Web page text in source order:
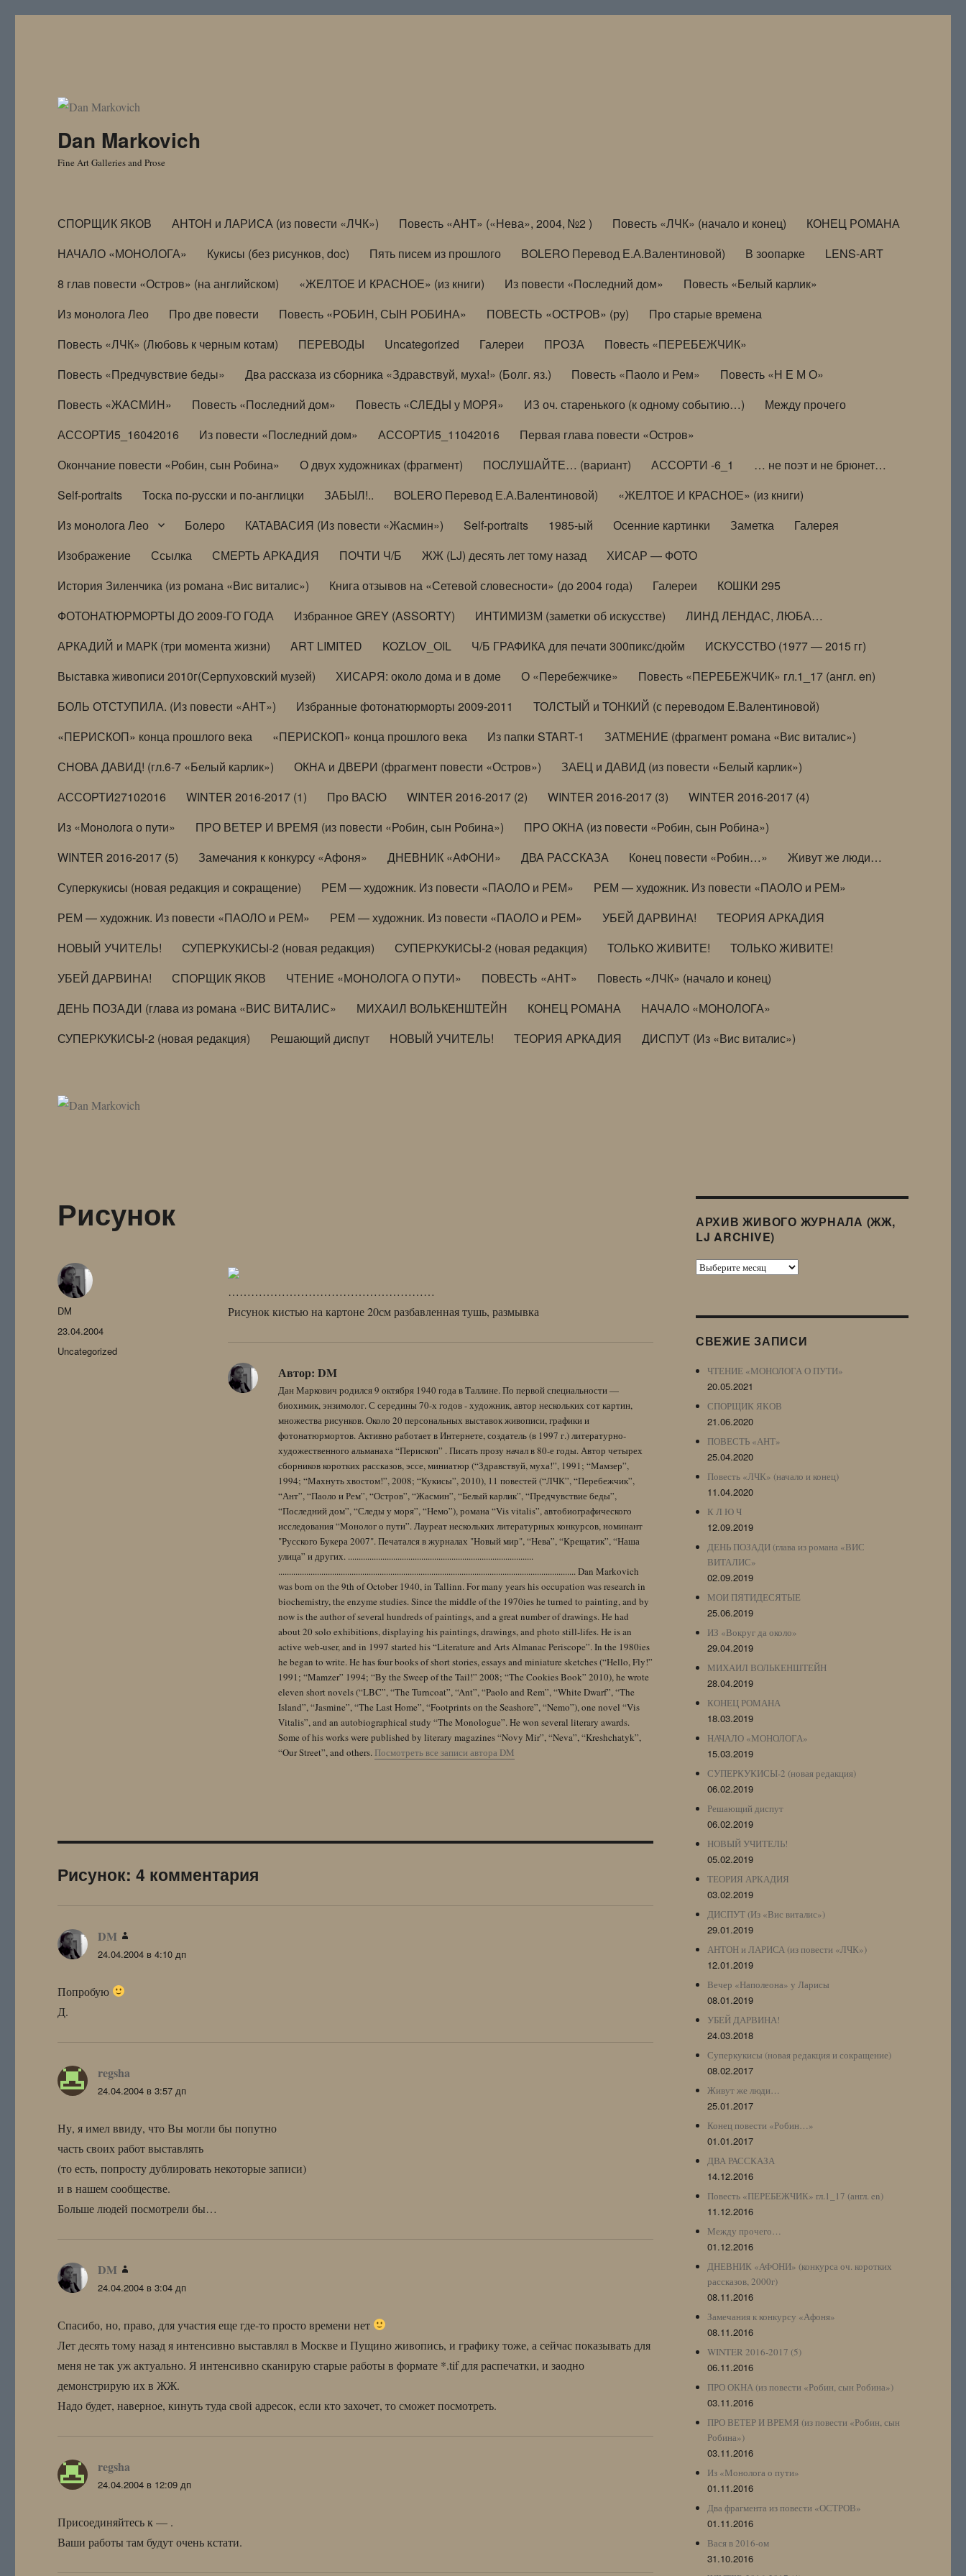
Dan Markovich
Fine Art Galleries and Prose
СПОРЩИК ЯКОВ АНТОН и ЛАРИСА (из повести «ЛЧК») Повесть «АНТ» («Нева», 2004, №2 ) Повесть «ЛЧК» (начало и конец)
КОНЕЦ РОМАНА
НАЧАЛО «МОНОЛОГА»
Кукисы (без рисунков, doc) Пять писем из прошлого BOLERO Перевод Е.А.Валентиновой) В зоопарке
LENS-ART
8 глав повести «Остров» (на английском)
«ЖЕЛТОЕ И КРАСНОЕ» (из книги) Из повести «Последний дом»
Повесть «Белый карлик»
Из монолога Лео
Про две повести Повесть «РОБИН, СЫН РОБИНА» ПОВЕСТЬ «ОСТРОВ» (ру)
Про старые времена
Повесть «ЛЧК» (Любовь к черным котам)
ПЕРЕВОДЫ Uncategorized Галереи ПРОЗА
Повесть «ПЕРЕБЕЖЧИК»
Повесть «Предчувствие беды»
Два рассказа из сборника «Здравствуй, муха!» (Болг. яз.) Повесть «Паоло и Рем»
Повесть «Н Е М О»
Повесть «ЖАСМИН»
Повесть «Последний дом» Повесть «СЛЕДЫ у МОРЯ» ИЗ оч. старенького (к одному событию…)
Между прочего
АССОРТИ5_16042016
Из повести «Последний дом» АССОРТИ5_11042016
Первая глава повести «Остров»
Окончание повести «Робин, сын Робина»
О двух художниках (фрагмент) ПОСЛУШАЙТЕ… (вариант) АССОРТИ -6_1
… не поэт и не брюнет…
Self-portraits
Тоска по-русски и по-англицки ЗАБЫЛ!.. BOLERO Перевод Е.А.Валентиновой)
«ЖЕЛТОЕ И КРАСНОЕ» (из книги)
Из монолога Лео
Болеро КАТАВАСИЯ (Из повести «Жасмин») Self-portraits 1985-ый Осенние картинки Заметка
Галерея
Изображение
Ссылка СМЕРТЬ АРКАДИЯ ПОЧТИ Ч/Б ЖЖ (LJ) десять лет тому назад
ХИСАР — ФОТО
История Зиленчика (из романа «Вис виталис»)
Книга отзывов на «Сетевой словесности» (до 2004 года) Галереи
КОШКИ 295
ФОТОНАТЮРМОРТЫ ДО 2009-ГО ГОДА
Избранное GREY (ASSORTY) ИНТИМИЗМ (заметки об искусстве)
ЛИНД ЛЕНДАС, ЛЮБА…
АРКАДИЙ и МАРК (три момента жизни)
ART LIMITED KOZLOV_OIL Ч/Б ГРАФИКА для печати 300пикс/дюйм
ИСКУССТВО (1977 — 2015 гг)
Выставка живописи 2010г(Серпуховский музей)
ХИСАРЯ: около дома и в доме О «Перебежчике»
Повесть «ПЕРЕБЕЖЧИК» гл.1_17 (англ. en)
БОЛЬ ОТСТУПИЛА. (Из повести «АНТ»)
Избранные фотонатюрморты 2009-2011
ТОЛСТЫЙ и ТОНКИЙ (с переводом Е.Валентиновой)
«ПЕРИСКОП» конца прошлого века
«ПЕРИСКОП» конца прошлого века Из папки START-1
ЗАТМЕНИЕ (фрагмент романа «Вис виталис»)
СНОВА ДАВИД! (гл.6-7 «Белый карлик»)
ОКНА и ДВЕРИ (фрагмент повести «Остров»)
ЗАЕЦ и ДАВИД (из повести «Белый карлик»)
АССОРТИ27102016
WINTER 2016-2017 (1) Про ВАСЮ WINTER 2016-2017 (2) WINTER 2016-2017 (3)
WINTER 2016-2017 (4)
Из «Монолога о пути»
ПРО ВЕТЕР И ВРЕМЯ (из повести «Робин, сын Робина»)
ПРО ОКНА (из повести «Робин, сын Робина»)
WINTER 2016-2017 (5)
Замечания к конкурсу «Афоня» ДНЕВНИК «АФОНИ» ДВА РАССКАЗА Конец повести «Робин…»
Живут же люди…
Суперкукисы (новая редакция и сокращение)
РЕМ — художник. Из повести «ПАОЛО и РЕМ»
РЕМ — художник. Из повести «ПАОЛО и РЕМ»
РЕМ — художник. Из повести «ПАОЛО и РЕМ»
РЕМ — художник. Из повести «ПАОЛО и РЕМ» УБЕЙ ДАРВИНА!
ТЕОРИЯ АРКАДИЯ
НОВЫЙ УЧИТЕЛЬ!
СУПЕРКУКИСЫ-2 (новая редакция) СУПЕРКУКИСЫ-2 (новая редакция) ТОЛЬКО ЖИВИТЕ!
ТОЛЬКО ЖИВИТЕ!
УБЕЙ ДАРВИНА!
СПОРЩИК ЯКОВ ЧТЕНИЕ «МОНОЛОГА О ПУТИ» ПОВЕСТЬ «АНТ»
Повесть «ЛЧК» (начало и конец)
ДЕНЬ ПОЗАДИ (глава из романа «ВИС ВИТАЛИС»
МИХАИЛ ВОЛЬКЕНШТЕЙН КОНЕЦ РОМАНА
НАЧАЛО «МОНОЛОГА»
СУПЕРКУКИСЫ-2 (новая редакция)
Решающий диспут НОВЫЙ УЧИТЕЛЬ! ТЕОРИЯ АРКАДИЯ ДИСПУТ (Из «Вис виталис»)
Рисунок
………………………………………………
Рисунок кистью на картоне 20см разбавленная тушь, размывка
Автор: DM
Дан Маркович родился 9 октября 1940 года в Таллине. По первой специальности —
биохимик, энзимолог. С середины 70-х годов - художник, автор нескольких сот картин,
множества рисунков. Около 20 персональных выставок живописи, графики и
фотонатюрмортов. Активно работает в Интернете, создатель (в 1997 г.) литературно-
художественного альманаха “Перископ” . Писать прозу начал в 80-е годы. Автор четырех
сборников коротких рассказов, эссе, миниатюр (“Здравствуй, муха!”, 1991; “Мамзер”,
1994; “Махнуть хвостом!”, 2008; “Кукисы”, 2010), 11 повестей (“ЛЧК”, “Перебежчик”,
“Ант”, “Паоло и Рем”, “Остров”, “Жасмин”, “Белый карлик”, “Предчувствие беды”,
“Последний дом”, “Следы у моря”, “Немо”), романа “Vis vitalis”, автобиографического
исследования “Монолог о пути”. Лауреат нескольких литературных конкурсов, номинант
"Русского Букера 2007". Печатался в журналах "Новый мир", “Нева”, “Крещатик”, “Наша
улица” и других. ......................................................................................
.......................................................................................................................................... Dan Markovich
was born on the 9th of October 1940, in Tallinn. For many years his occupation was research in
biochemistry, the enzyme studies. Since the middle of the 1970ies he turned to painting, and by
now is the author of several hundreds of paintings, and a great number of drawings. He had
about 20 solo exhibitions, displaying his paintings, drawings, and photo still-lifes. He is an
active web-user, and in 1997 started his “Literature and Arts Almanac Periscope”. In the 1980ies
he began to write. He has four books of short stories, essays and miniature sketches (“Hello, Fly!”
1991; “Mamzer” 1994; “By the Sweep of the Tail!” 2008; “The Cookies Book” 2010), he wrote
eleven short novels (“LBC”, “The Turncoat”, “Ant”, “Paolo and Rem”, “White Dwarf”, “The
Island”, “Jasmine”, “The Last Home”, “Footprints on the Seashore”, “Nemo”), one novel “Vis
Vitalis”, and an autobiographical study “The Monologue”. He won several literary awards.
Some of his works were published by literary magazines “Novy Mir”, “Neva”, “Kreshchatyk”,
“Our Street”, and others. Посмотреть все записи автора DM
Автор
DM
Опубликовано
23.04.2004
Рубрики
Uncategorized
Рисунок: 4 комментария
DM
24.04.2004 в 4:10 дп
Попробую
Д.
regsha
24.04.2004 в 3:57 дп
Ну, я имел ввиду, что Вы могли бы попутно
часть своих работ выставлять
(то есть, попросту дублировать некоторые записи)
и в нашем сообществе.
Больше людей посмотрели бы…
DM
24.04.2004 в 3:04 дп
Спасибо, но, право, для участия еще где-то просто времени нет
Лет десять тому назад я интенсивно выставлял в Москве и Пущино живопись, и графику тоже, а сейчас показывать для
меня не так уж актуально. Я интенсивно сканирую старые работы в формате *.tif для распечатки, и заодно
демонстрирую их в ЖЖ.
Надо будет, наверное, кинуть туда свой адресок, если кто захочет, то сможет посмотреть.
regsha
24.04.2004 в 12:09 дп
Присоединяйтесь к — .
Ваши работы там будут очень кстати.
АРХИВ ЖИВОГО ЖУРНАЛА (ЖЖ,
LJ ARCHIVE)
Архив
Archive)
СВЕЖИЕ ЗАПИСИ
ЧТЕНИЕ «МОНОЛОГА О ПУТИ»
20.05.2021
СПОРЩИК ЯКОВ
21.06.2020
ПОВЕСТЬ «АНТ»
25.04.2020
Повесть «ЛЧК» (начало и конец)
11.04.2020
К Л Ю Ч
12.09.2019
ДЕНЬ ПОЗАДИ (глава из романа «ВИС
ВИТАЛИС»
02.09.2019
МОИ ПЯТИДЕСЯТЫЕ
25.06.2019
ИЗ «Вокруг да около»
29.04.2019
МИХАИЛ ВОЛЬКЕНШТЕЙН
28.04.2019
КОНЕЦ РОМАНА
18.03.2019
НАЧАЛО «МОНОЛОГА»
15.03.2019
СУПЕРКУКИСЫ-2 (новая редакция)
06.02.2019
Решающий диспут
06.02.2019
НОВЫЙ УЧИТЕЛЬ!
05.02.2019
ТЕОРИЯ АРКАДИЯ
03.02.2019
ДИСПУТ (Из «Вис виталис»)
29.01.2019
АНТОН и ЛАРИСА (из повести «ЛЧК»)
12.01.2019
Вечер «Наполеона» у Ларисы
08.01.2019
УБЕЙ ДАРВИНА!
24.03.2018
Суперкукисы (новая редакция и сокращение)
08.02.2017
Живут же люди…
25.01.2017
Конец повести «Робин…»
01.01.2017
ДВА РАССКАЗА
14.12.2016
Повесть «ПЕРЕБЕЖЧИК» гл.1_17 (англ. en)
11.12.2016
Между прочего…
01.12.2016
ДНЕВНИК «АФОНИ» (конкурса оч. коротких
рассказов, 2000г)
08.11.2016
Замечания к конкурсу «Афоня»
08.11.2016
WINTER 2016-2017 (5)
06.11.2016
ПРО ОКНА (из повести «Робин, сын Робина»)
03.11.2016
ПРО ВЕТЕР И ВРЕМЯ (из повести «Робин, сын
Робина»)
03.11.2016
Из «Монолога о пути»
01.11.2016
Два фрагмента из повести «ОСТРОВ»
01.11.2016
Вася в 2016-ом
31.10.2016